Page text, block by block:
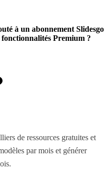
à un abonnement Slidesgo
Premium ?
de ressources gratuites et
par mois et générer